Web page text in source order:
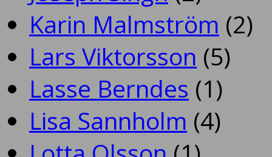
Karin Malmström (2)
Lars Viktorsson (5)
Lasse Berndes (1)
Lisa Sannholm (4)